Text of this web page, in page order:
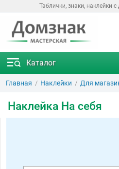
Таблички, знаки, наклейки
Каталог
Главная Наклейки Для
Наклейка На себя